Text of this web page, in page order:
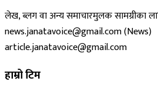
लेख, ब्लग वा अन्य समाचारमुलक सामग्रीका
news.janatavoice@gmail.com (News)
article.janatavoice@gmail.com
हाम्रो टिम